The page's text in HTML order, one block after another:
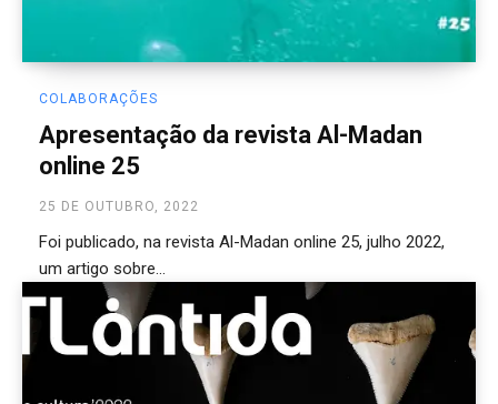
COLABORAÇÕES
Apresentação da revista Al-Madan
online 25
25 DE OUTUBRO, 2022
Foi publicado, na revista Al-Madan online 25, julho 2022,
um artigo sobre...